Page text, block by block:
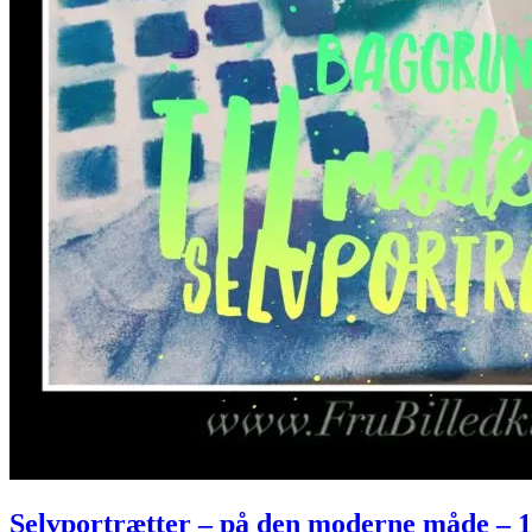
Selvportrætter – på den moderne måde –